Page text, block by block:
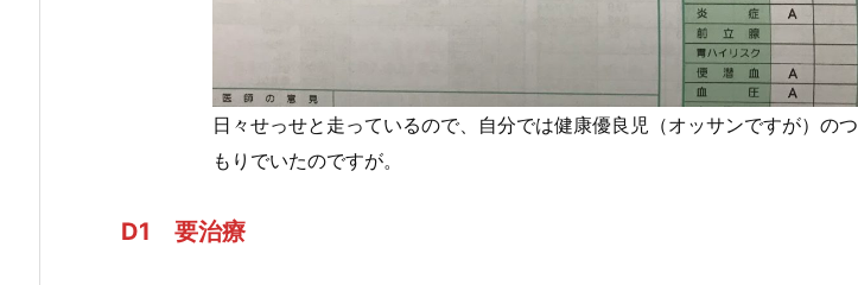
日々せっせと走っているので、自分では健康優良児（オッサンですが）のつ
もりでいたのですが。
D1 要治療